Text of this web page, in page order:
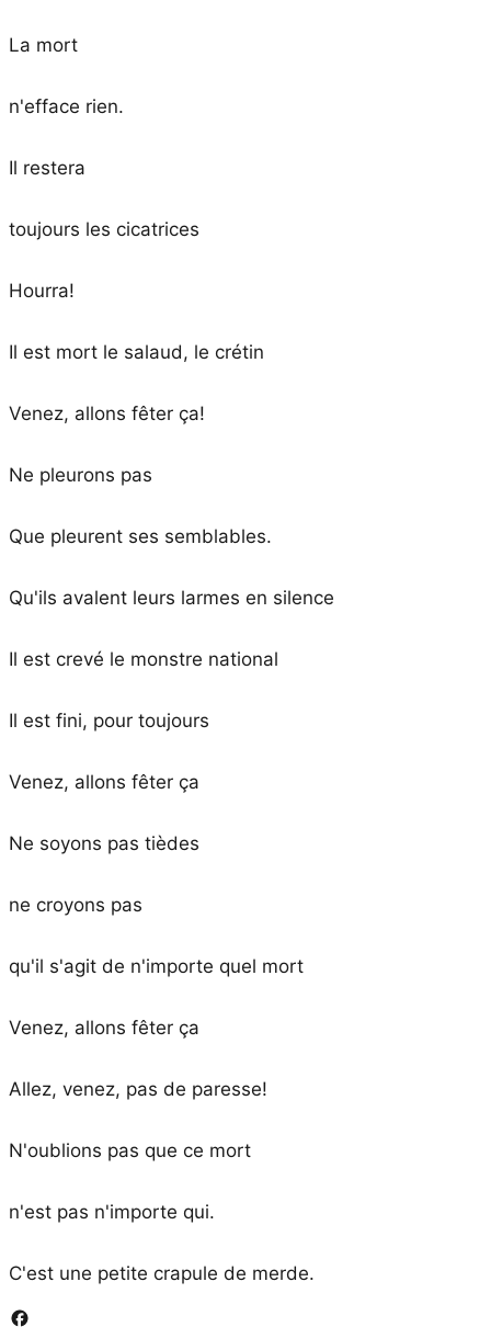
La mort
n'efface rien.
Il restera
toujours les cicatrices
Hourra!
Il est mort le salaud, le crétin
Venez, allons fêter ça!
Ne pleurons pas
Que pleurent ses semblables.
Qu'ils avalent leurs larmes en silence
Il est crevé le monstre national
Il est fini, pour toujours
Venez, allons fêter ça
Ne soyons pas tièdes
ne croyons pas
qu'il s'agit de n'importe quel mort
Venez, allons fêter ça
Allez, venez, pas de paresse!
N'oublions pas que ce mort
n'est pas n'importe qui.
C'est une petite crapule de merde.